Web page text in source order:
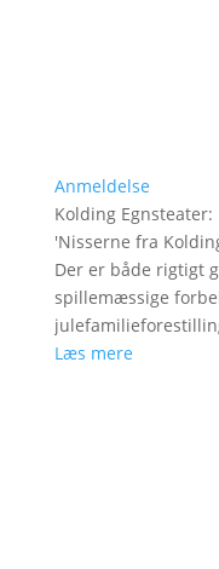
Anmeldelse
Kolding Egnsteater:
'Nisserne fra
Der er både rigtigt
spillemæssige
Læs mere